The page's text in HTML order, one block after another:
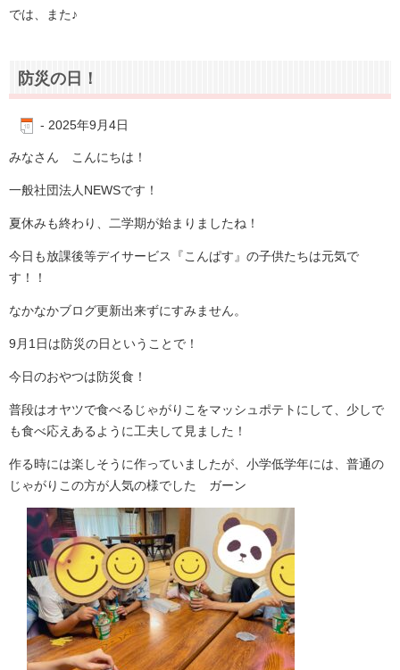
では、また♪
防災の日！
- 2025年9月4日
みなさん こんにちは！
一般社団法人NEWSです！
夏休みも終わり、二学期が始まりましたね！
今日も放課後等デイサービス『こんぱす』の子供たちは元気で
す！！
なかなかブログ更新出来ずにすみません。
9月1日は防災の日ということで！
今日のおやつは防災食！
普段はオヤツで食べるじゃがりこをマッシュポテトにして、少しで
も食べ応えあるように工夫して見ました！
作る時には楽しそうに作っていましたが、小学低学年には、普通の
じゃがりこの方が人気の様でした ガーン